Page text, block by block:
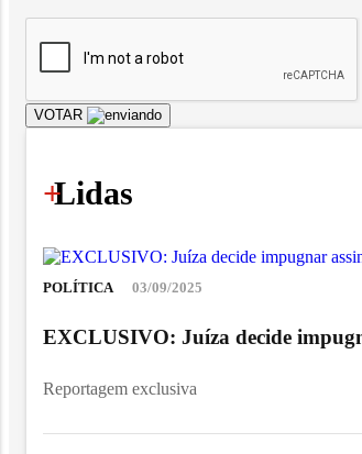
VOTAR
+
Lidas
POLÍTICA 03/09/2025
EXCLUSIVO: Juíza decide
Reportagem exclusiva